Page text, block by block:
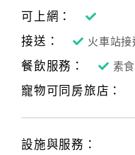
店
合
作
合
可上網：
接送：
火車站接
餐飲服務： 素
寵物可同房旅店：
設施與服務：